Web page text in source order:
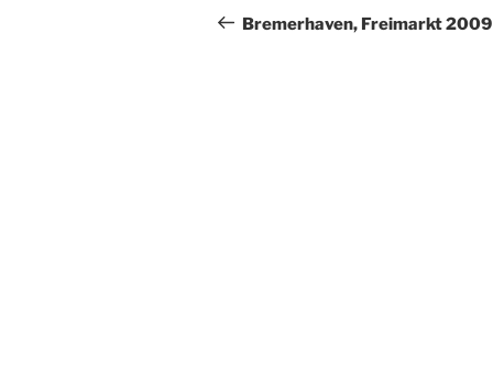
Beitrag
Bremerhaven, Freimarkt 2009